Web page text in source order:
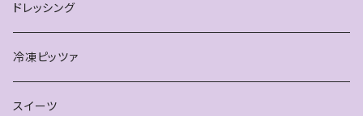
ドレッシング
冷凍ピッツァ
スイーツ